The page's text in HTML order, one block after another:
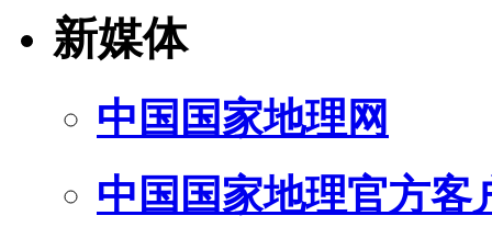
新媒体
中国国家地理网
中国国家地理官方客